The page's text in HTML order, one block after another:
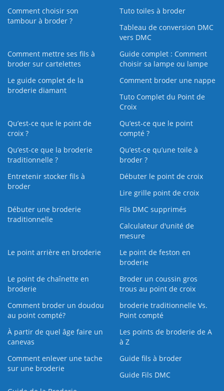
Comment choisir son
tambour à broder ?
Tuto toiles à broder
Tableau de conversion DMC
vers DMC
Comment mettre ses fils à
broder sur cartelettes
Guide complet : Comment
choisir sa lampe ou lampe
Le guide complet de la
broderie diamant
Comment broder une nappe
Tuto Complet du Point de
Croix
Qu’est-ce que le point de
croix ?
Qu’est-ce que le point
compté ?
Qu’est-ce que la broderie
traditionnelle ?
Qu’est‑ce qu’une toile à
broder ?
Entretenir stocker fils à
broder
Débuter le point de croix
Lire grille point de croix
Débuter une broderie
traditionnelle
Fils DMC supprimés
Calculateur d'unité de
mesure
Le point arrière en broderie
Le point de feston en
broderie
Le point de chaînette en
broderie
Broder un coussin gros
trous au point de croix
Comment broder un doudou
au point compté?
broderie traditionnelle Vs.
Point compté
À partir de quel âge faire un
canevas
Les points de broderie de A
à Z
Comment enlever une tache
sur une broderie
Guide fils à broder
Guide Fils DMC